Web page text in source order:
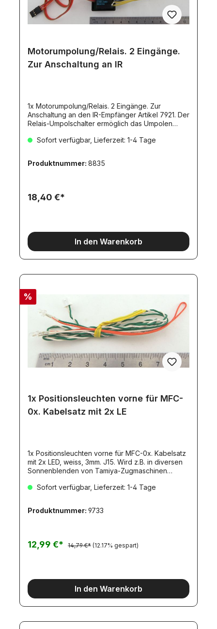
Motorumpolung/Relais. 2 Eingänge.
Zur Anschaltung an IR
1x Motorumpolung/Relais. 2 Eingänge. Zur
Anschaltung an den IR-Empfänger Artikel 7921. Der
Relais-Umpolschalter ermöglich das Umpolen
Motor (z.B. Aufliegerstützen, Auffahrrampen) über
Empfängers.
Sofort verfügbar, Lieferzeit: 1-4 Tage
Produktnummer: 8835
18,40 €*
In den Warenkorb
%
1x Positionsleuchten vorne für MFC-
0x. Kabelsatz mit 2x LE
1x Positionsleuchten vorne für MFC-0x. Kabelsatz
mit 2x LED, weiss, 3mm. J15. Wird z.B. in diversen
Sonnenblenden von Tamiya-Zugmaschinen
Sofort verfügbar, Lieferzeit: 1-4 Tage
Produktnummer: 9733
12,99 €* 14,79 €* (12.17% gespart)
In den Warenkorb